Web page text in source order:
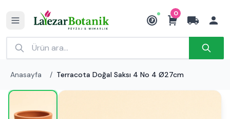
₺
0
Anasayfa / Terracota Doğal Saksı 4 No 4 Ø27cm